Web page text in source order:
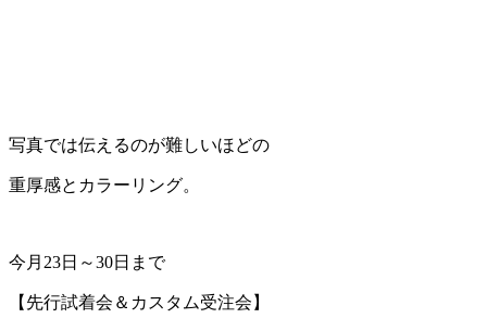
写真では伝えるのが難しいほどの
重厚感とカラーリング。
今月23日～30日まで
【先行試着会＆カスタム受注会】